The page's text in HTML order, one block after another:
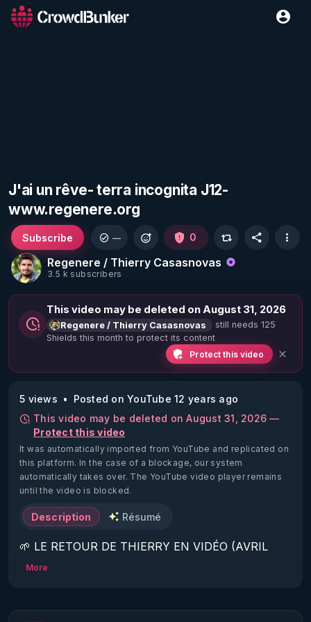
J'ai un rêve- terra incognita J12-
www.regenere.org
Regenere / Thierry Casasnovas
3.5 k subscribers
Subscribe — 0
This video may be deleted on August 31, 2026
Regenere / Thierry Casasnovas
still needs 125
Shields this month to protect its content
Protect this video
5 views
Posted on YouTube 12 years ago
This video may be deleted on August 31, 2026 —
Protect this video
It was automatically imported from YouTube and replicated on
this platform. In the case of a blockage, our system
automatically takes over. The YouTube video player remains
until the video is blocked.
Description Résumé
🌱 LE RETOUR DE THIERRY EN VIDÉO (AVRIL
2022)!
https://www.rgnr.fr/presentation.html
More